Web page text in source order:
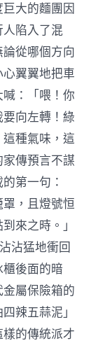
大的麵團因
陷入了混
從哪個方向
翼翼地把車
：「喂！你
向左轉！綠
種氣味，這
傳預言不謀
第一句：
罩，且燈號恒
來之時。」
沾猛地衝回
後面的暗
屬保險箱的
辣五蒜泥」
樣的傳統派才